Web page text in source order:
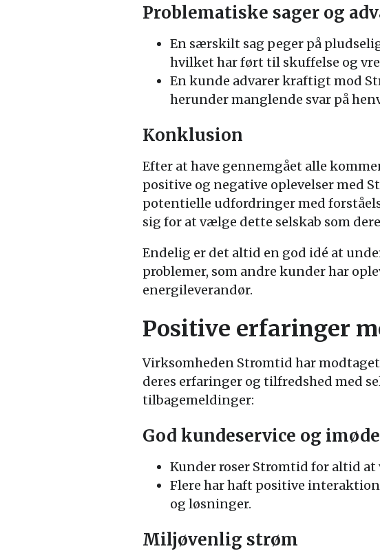
Problematiske sager og
En særskilt sag peger på
hvilket har ført til skuffelse og
En kunde advarer kraftigt mod
herunder manglende svar på
Konklusion
Efter at have gennemgået alle
positive og negative oplevelser med
potentielle udfordringer med
sig for at vælge dette selskab som
Endelig er det altid en god idé at
problemer, som andre kunder har
energileverandør.
Positive erfaringer
Virksomheden Stromtid har
deres erfaringer og tilfredshed med
tilbagemeldinger:
God kundeservice og
Kunder roser Stromtid for altid
Flere har haft positive
og løsninger.
Miljøvenlig strøm